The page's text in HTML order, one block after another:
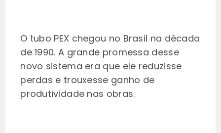
O tubo PEX chegou no Brasil na década
de 1990. A grande promessa desse
novo sistema era que ele reduzisse
perdas e trouxesse ganho de
produtividade nas obras.